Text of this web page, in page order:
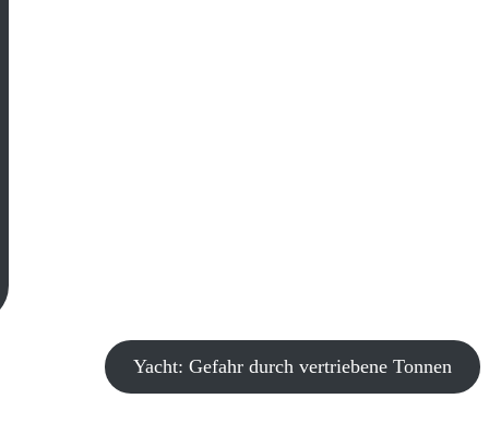
Yacht: Gefahr durch vertriebene Tonnen